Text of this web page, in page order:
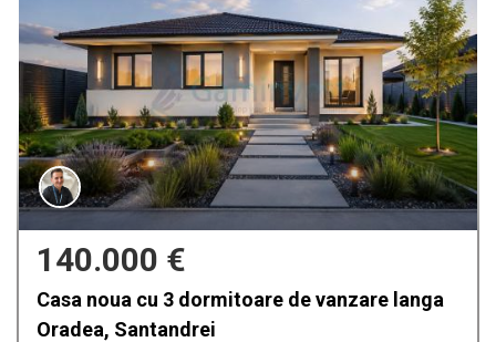
140.000 €
Casa noua cu 3 dormitoare de vanzare langa
Oradea, Santandrei